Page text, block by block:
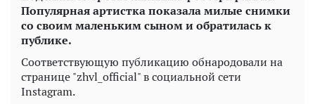
Популярная артистка показала милые снимки
со своим маленьким сыном и обратилась к
публике.
Соответствующую публикацию обнародовали на
странице "zhvl_official" в социальной сети
Instagram.